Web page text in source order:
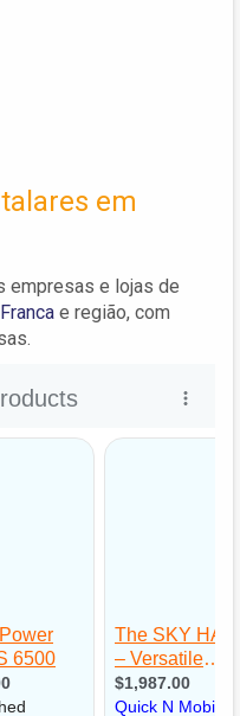
em
empresas e lojas de
e região, com